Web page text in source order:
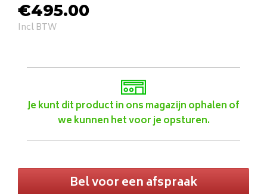
€495.00
Incl BTW
Je kunt dit product in ons magazijn ophalen of
we kunnen het voor je opsturen.
Bel voor een afspraak